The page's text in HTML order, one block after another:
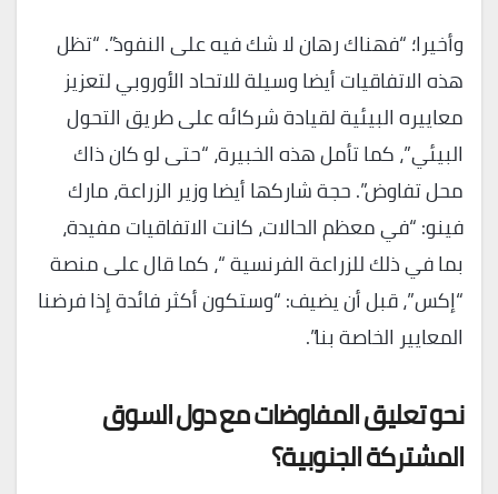
وأخيرا؛ “فهناك رهان لا شك فيه على النفوذ”. “تظل
هذه الاتفاقيات أيضا وسيلة للاتحاد الأوروبي لتعزيز
معاييره البيئية لقيادة شركائه على طريق التحول
البيئي”، كما تأمل هذه الخبيرة، “حتى لو كان ذاك
محل تفاوض”. حجة شاركها أيضا وزير الزراعة، مارك
فينو: “في معظم الحالات، كانت الاتفاقيات مفيدة،
بما في ذلك للزراعة الفرنسية “، كما قال على منصة
“إكس”، قبل أن يضيف: “وستكون أكثر فائدة إذا فرضنا
المعايير الخاصة بنا”.
نحو تعليق المفاوضات مع دول السوق
المشتركة الجنوبية؟